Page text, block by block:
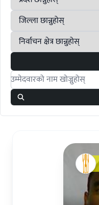
Search candidates